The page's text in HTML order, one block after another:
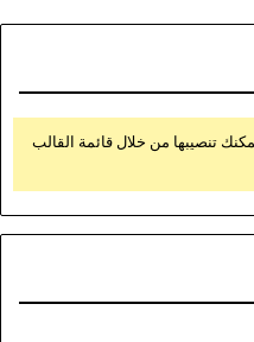
تنصيبها من خلال قائمة القالب